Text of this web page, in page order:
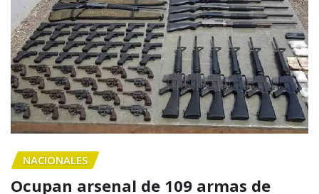
NACIONALES
Ocupan arsenal de 109 armas de